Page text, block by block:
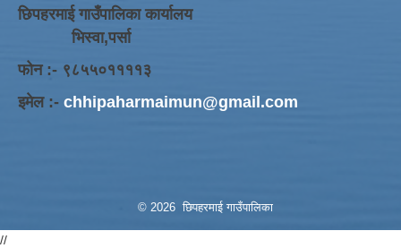
छिपहरमाई गाउँपालिका कार्यालय
भिस्वा,पर्सा
फोन :- ९८५५०११११३
इमेल :- chhipaharmaimun@gmail.com
© 2026 छिपहरमाई गाउँपालिका
//